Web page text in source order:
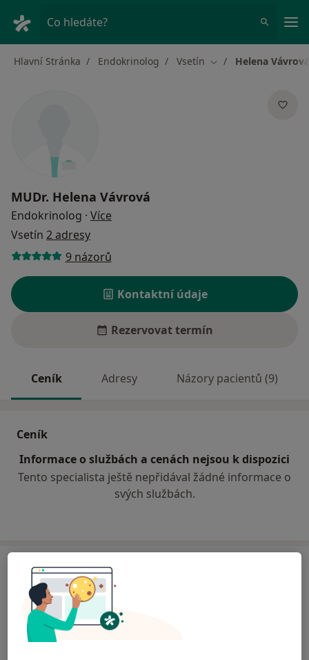
Co hledáte?
Hlavní Stránka Endokrinolog Vsetín Změna města
Helena Vávrová
MUDr. Helena Vávrová
Endokrinolog · Více
Vsetín 2 adresy
9 názorů
Kontaktní údaje
Rezervovat termín
Ceník Adresy Názory pacientů (9)
Ceník
Informace o službách a cenách nejsou k dispozici
Tento specialista ještě nepřidával žádné informace o
svých službách.
Adresy (2)
Adresa 1 Adresa 2